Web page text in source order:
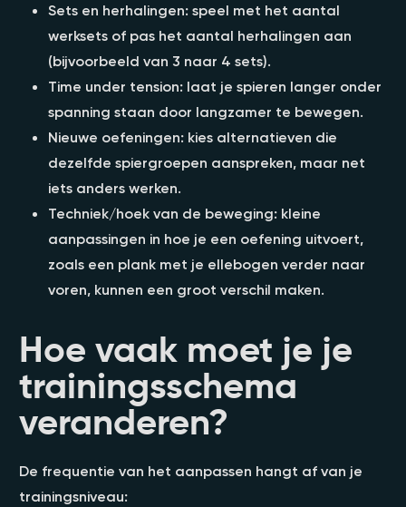
Sets en herhalingen: speel met het aantal
werksets of pas het aantal herhalingen aan
(bijvoorbeeld van 3 naar 4 sets).
Time under tension: laat je spieren langer onder
spanning staan door langzamer te bewegen.
Nieuwe oefeningen: kies alternatieven die
dezelfde spiergroepen aanspreken, maar net
iets anders werken.
Techniek/hoek van de beweging: kleine
aanpassingen in hoe je een oefening uitvoert,
zoals een plank met je ellebogen verder naar
voren, kunnen een groot verschil maken.
Hoe vaak moet je je
trainingsschema
veranderen?
De frequentie van het aanpassen hangt af van je
trainingsniveau: